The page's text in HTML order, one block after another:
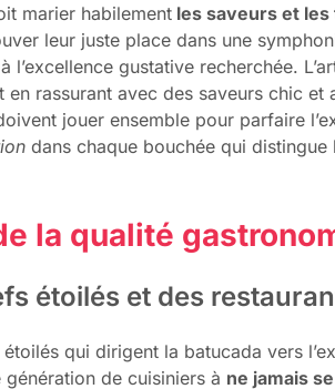
marier habilement les saveurs et
leur juste place dans une
l’excellence gustative recherchée.
rassurant avec des saveurs chic et
jouer ensemble pour parfaire
dans chaque bouchée qui distingue
la qualité
étoilés et des
qui dirigent la batucada vers
de cuisiniers à ne jamais